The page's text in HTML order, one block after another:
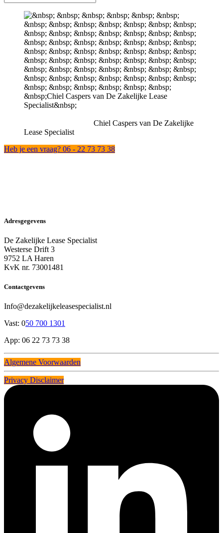
Chiel Caspers van De Zakelijke
Lease Specialist
Heb je een vraag? 06 - 22 73 73 38
Adresgegevens
De Zakelijke Lease Specialist
Westerse Drift 3
9752 LA Haren
KvK nr. 73001481
Contactgevens
Info@dezakelijkeleasespecialist.nl
Vast: 050 700 1301
App: 06 22 73 73 38
Algemene Voorwaarden
Privacy Disclaimer